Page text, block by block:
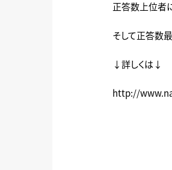
正答数上位者
そして正答数
↓詳しくは↓
http://